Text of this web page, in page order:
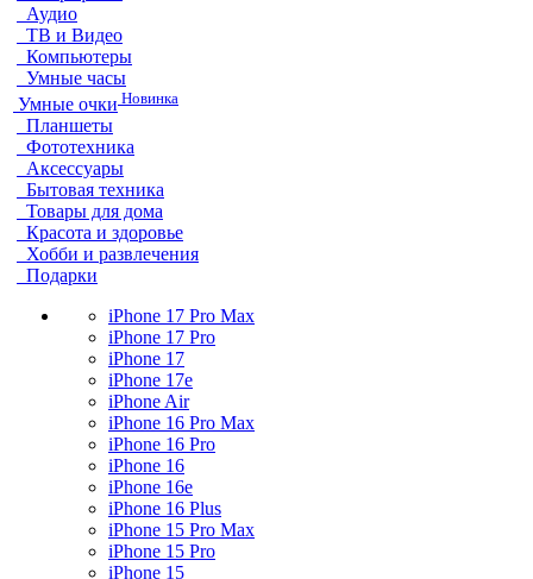
Аудио
ТВ и Видео
Компьютеры
Умные часы
Умные очки Новинка
Планшеты
Фототехника
Аксессуары
Бытовая техника
Товары для дома
Красота и здоровье
Хобби и развлечения
Подарки
iPhone 17 Pro Max
iPhone 17 Pro
iPhone 17
iPhone 17e
iPhone Air
iPhone 16 Pro Max
iPhone 16 Pro
iPhone 16
iPhone 16e
iPhone 16 Plus
iPhone 15 Pro Max
iPhone 15 Pro
iPhone 15